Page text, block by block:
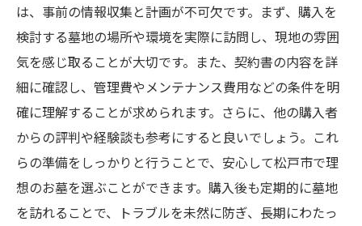
は、事前の情報収集と計画が不可欠です。まず、購入を
検討する墓地の場所や環境を実際に訪問し、現地の雰囲
気を感じ取ることが大切です。また、契約書の内容を詳
細に確認し、管理費やメンテナンス費用などの条件を明
確に理解することが求められます。さらに、他の購入者
からの評判や経験談も参考にすると良いでしょう。これ
らの準備をしっかりと行うことで、安心して松戸市で理
想のお墓を選ぶことができます。購入後も定期的に墓地
を訪れることで、トラブルを未然に防ぎ、長期にわたっ